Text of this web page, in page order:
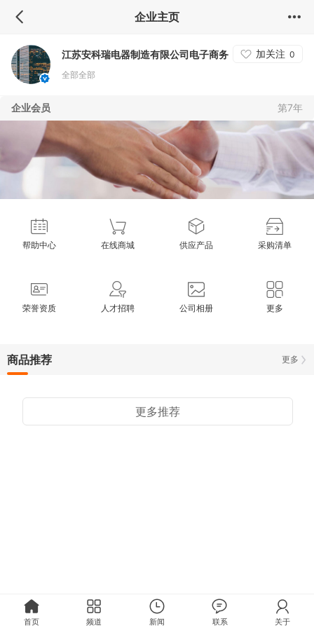
企业主页
江苏安科瑞电器制造有限公司电子商务 加关注 0
全部全部
企业会员 第7年
帮助中心 在线商城 供应产品 采购清单
荣誉资质 人才招聘 公司相册 更多
更多
商品推荐
更多推荐
首页 频道 新闻 联系 关于